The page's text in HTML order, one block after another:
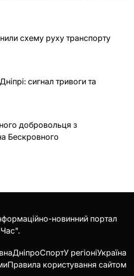
схему руху транспорту
сигнал тривоги та
добровольця з
Бескровного
новинний портал
ДніпроСпортУ регіоніУкраїна
Правила користування сайтом